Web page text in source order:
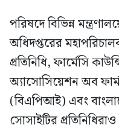
পরিষদে বিভিন্ন
অধিদপ্তরের
প্রতিনিধি, ফার্মেসি
অ্যাসোসিয়েশন অব
(বিএপিআই) এবং
সোসাইটির